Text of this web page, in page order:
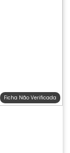
Ficha Não Verificada